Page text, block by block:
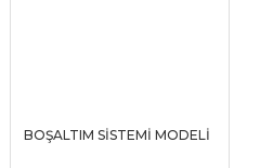
BOŞALTIM SİSTEMİ MODELİ